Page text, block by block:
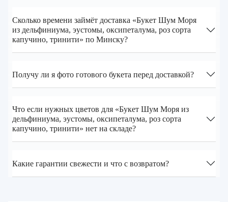
Сколько времени займёт доставка «Букет Шум Моря
из дельфиниума, эустомы, оксипеталума, роз сорта
капучино, тринити» по Минску?
Получу ли я фото готового букета перед доставкой?
Что если нужных цветов для «Букет Шум Моря из
дельфиниума, эустомы, оксипеталума, роз сорта
капучино, тринити» нет на складе?
Какие гарантии свежести и что с возвратом?